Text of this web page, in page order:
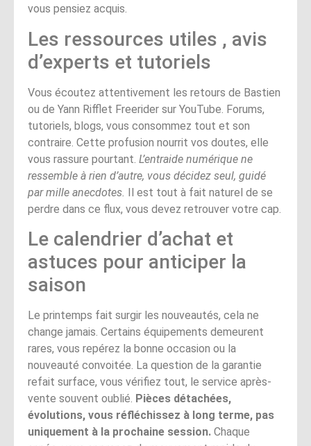
vous pensiez acquis.
Les ressources utiles , avis
d’experts et tutoriels
Vous écoutez attentivement les retours de Bastien
ou de Yann Rifflet Freerider sur YouTube. Forums,
tutoriels, blogs, vous consommez tout et son
contraire. Cette profusion nourrit vos doutes, elle
vous rassure pourtant. L’entraide numérique ne
ressemble à rien d’autre, vous décidez seul, guidé
par mille anecdotes. Il est tout à fait naturel de se
perdre dans ce flux, vous devez retrouver votre cap.
Le calendrier d’achat et
astuces pour anticiper la
saison
Le printemps fait surgir les nouveautés, cela ne
change jamais. Certains équipements demeurent
rares, vous repérez la bonne occasion ou la
nouveauté convoitée. La question de la garantie
refait surface, vous vérifiez tout, le service après-
vente souvent oublié. Pièces détachées,
évolutions, vous réfléchissez à long terme, pas
uniquement à la prochaine session. Chaque